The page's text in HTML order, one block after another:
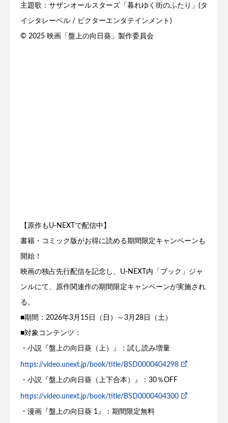
主題歌：サザンオールスターズ「暮れゆく街のふたり」(タ
イシタレーベル / ビクターエンタテインメント)
© 2025 映画「盤上の向日葵」製作委員会
【原作もU-NEXTで配信中】
書籍・コミック版がお得に読める期間限定キャンペーンも
開始！
映画の独占先行配信を記念し、U-NEXT内「ブック」ジャ
ンルにて、原作関連作の期間限定キャンペーンが実施され
る。
■期間：2026年3月15日（日）～3月28日（土）
■対象コンテンツ：
・小説『盤上の向日葵（上）』：試し読み増量
https://video.unext.jp/book/title/BSD0000404298
・小説『盤上の向日葵（上下合本）』：30％OFF
https://video.unext.jp/book/title/BSD0000404300
・漫画『盤上の向日葵 1』：期間限定無料